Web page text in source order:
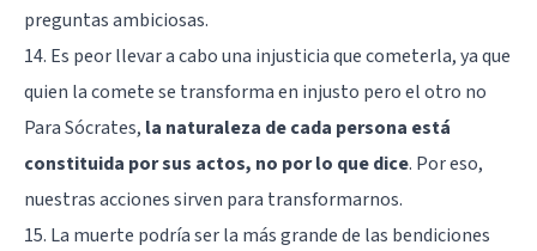
preguntas ambiciosas.
14. Es peor llevar a cabo una injusticia que cometerla, ya que
quien la comete se transforma en injusto pero el otro no
Para Sócrates, la naturaleza de cada persona está
constituida por sus actos, no por lo que dice. Por eso,
nuestras acciones sirven para transformarnos.
15. La muerte podría ser la más grande de las bendiciones